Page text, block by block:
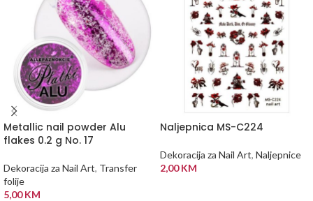
Metallic nail powder Alu
flakes 0.2 g No. 17
Dekoracija za Nail Art, Transfer
folije
5,00KM
Naljepnica MS-C224
Dekoracija za Nail Art, Naljepnice
2,00KM